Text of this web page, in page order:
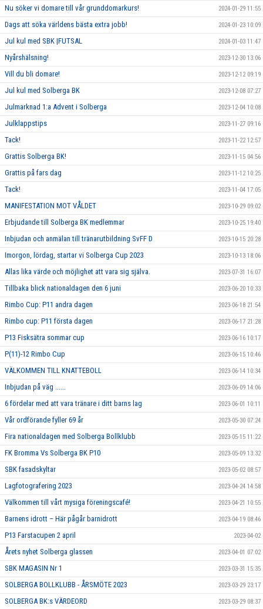
Nu söker vi domare till vår grunddomarkurs! 2024-01-29 11:55
Dags att söka världens bästa extra jobb! 2024-01-23 10:09
Jul kul med SBK |FUTSAL 2024-01-03 11:47
Nyårshälsning! 2023-12-30 13:06
Vill du bli domare! 2023-12-12 09:19
Jul kul med Solberga BK 2023-12-08 07:27
Julmarknad 1:a Advent i Solberga 2023-12-04 10:08
Julklappstips 2023-11-27 09:16
Tack! 2023-11-22 12:57
Grattis Solberga BK! 2023-11-15 04:56
Grattis på fars dag 2023-11-12 10:25
Tack! 2023-11-04 17:05
MANIFESTATION MOT VÅLDET 2023-10-29 09:02
Erbjudande till Solberga BK medlemmar 2023-10-25 19:40
Inbjudan och anmälan till tränarutbildning SvFF D 2023-10-15 20:28
Imorgon, lördag, startar vi Solberga Cup 2023 2023-10-13 18:06
Allas lika värde och möjlighet att vara sig själva. 2023-07-31 16:07
Tillbaka blick nationaldagen den 6 juni 2023-06-20 10:33
Rimbo Cup: P11 andra dagen 2023-06-18 21:54
Rimbo cup: P11 första dagen 2023-06-17 21:28
P13 Fisksätra sommar cup 2023-06-16 10:17
P(11)-12 Rimbo Cup 2023-06-15 10:46
VÄLKOMMEN TILL KNATTEBOLL 2023-06-14 10:34
Inbjudan på väg ...... 2023-06-09 14:06
6 fördelar med att vara tränare i ditt barns lag 2023-06-01 10:11
Vår ordförande fyller 69 år 2023-05-30 07:24
Fira nationaldagen med Solberga Bollklubb 2023-05-15 11:22
FK Bromma Vs Solberga BK P10 2023-05-09 13:32
SBK fasadskyltar 2023-05-02 08:57
Lagfotografering 2023 2023-04-24 14:58
Välkommen till vårt mysiga föreningscafé! 2023-04-21 10:55
Barnens idrott – Här pågår barnidrott 2023-04-19 08:46
P13 Farstacupen 2 april 2023-04-02
Årets nyhet Solberga glassen 2023-04-01 07:02
SBK MAGASIN Nr 1 2023-03-31 15:35
SOLBERGA BOLLKLUBB - ÅRSMÖTE 2023 2023-03-29 23:17
SOLBERGA BK:s VÄRDEORD 2023-03-29 08:37